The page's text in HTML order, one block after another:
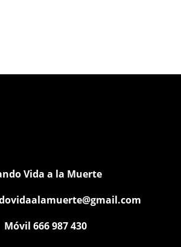
Vida a la Muerte
Móvil 666 987 430